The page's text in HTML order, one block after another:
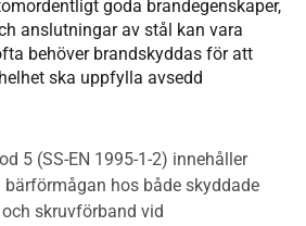
goda brandegenskaper,
anslutningar av stål kan vara
behöver brandskyddas för att
ska uppfylla avsedd
5 (SS-EN 1995-1-2) innehåller
bärförmågan hos både skyddade
skruvförband vid